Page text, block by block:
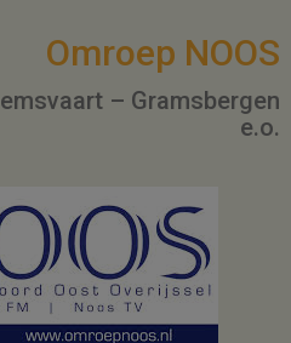
Omroep NOOS
– Gramsbergen
e.o.